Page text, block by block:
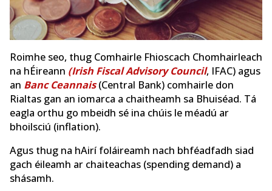
Roimhe seo, thug Comhairle Fhioscach Chomhairleach
na hÉireann (Irish Fiscal Advisory Council, IFAC) agus
an Banc Ceannais(Central Bank) comhairle don
Rialtas gan an iomarca a chaitheamh sa Bhuiséad. Tá
eagla orthu go mbeidh sé ina chúis le méadú ar
bhoilsciú (inflation).
Agus thug na hAirí foláireamh nach bhféadfadh siad
gach éileamh ar chaiteachas (spending demand) a
shásamh.